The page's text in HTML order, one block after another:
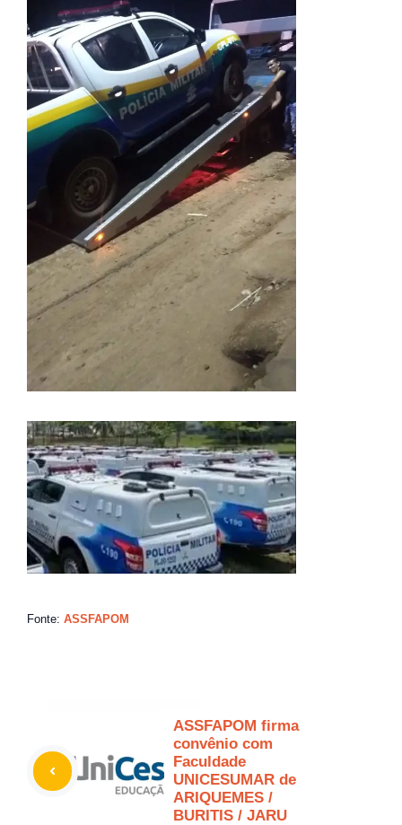
Fonte: ASSFAPOM
ASSFAPOM firma
convênio com
Faculdade
UNICESUMAR de
ARIQUEMES /
BURITIS / JARU